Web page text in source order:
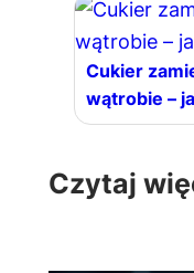
Cukier
wątrobie –
Czytaj